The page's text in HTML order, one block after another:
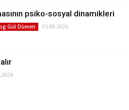
psiko-sosyal dinamikleri
Gül Dümen 05.08.2026